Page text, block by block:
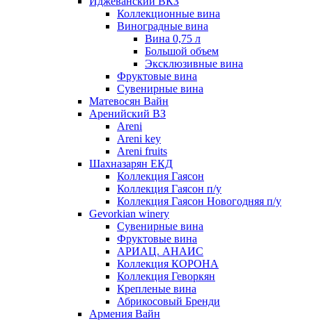
Коллекционные вина
Виноградные вина
Вина 0,75 л
Большой объем
Эксклюзивные вина
Фруктовые вина
Cувенирные вина
Матевосян Вайн
Аренийский ВЗ
Areni
Areni key
Areni fruits
Шахназарян ЕКД
Коллекция Гаясон
Коллекция Гаясон п/у
Коллекция Гаясон Новогодняя п/у
Gevorkian winery
Сувенирные вина
Фруктовые вина
АРИАЦ. АНАИС
Коллекция КОРОНА
Коллекция Геворкян
Крепленые вина
Абрикосовый Бренди
Армения Вайн